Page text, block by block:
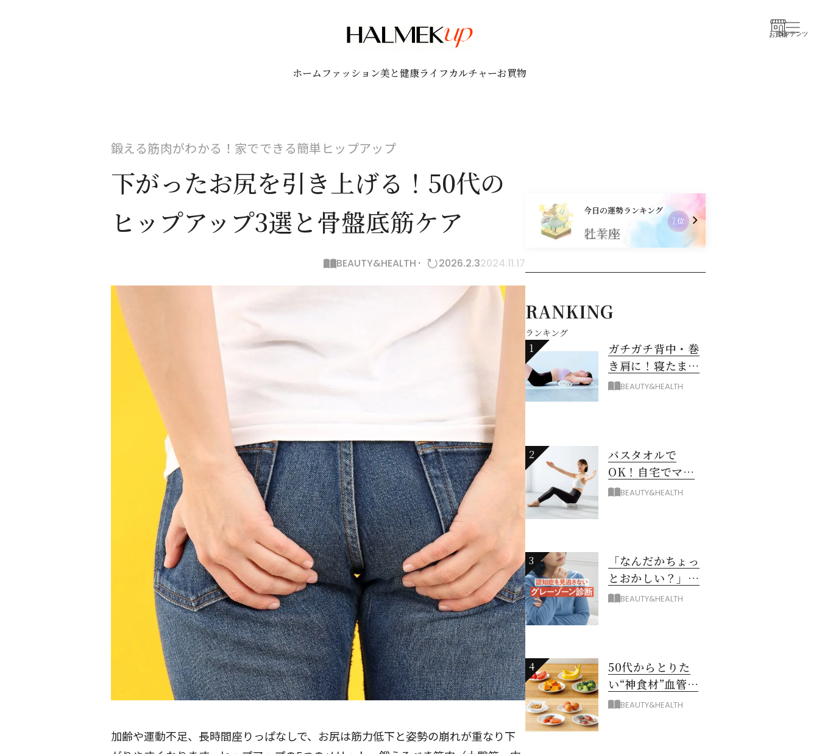
お買物コンテンツ
ホーム ファッション美と健康ライフカルチャーお買物
鍛える筋肉がわかる！家でできる簡単ヒップアップ
下がったお尻を引き上げる！50代の
ヒップアップ3選と骨盤底筋ケア
BEAUTY&HEALTH 2026.2.32024.11.17
加齢や運動不足、長時間座りっぱなしで、お尻は筋力低下と姿勢の崩れが重なり下
今日の運勢ランキング
乙女座
2位
RANKING
ランキング
1
ガチガチ背中・巻
き肩に！寝たまま
バスタオル「おう
BEAUTY&HEALTH
2
バスタオルで
OK！自宅でマシ
ン級に骨から整え
BEAUTY&HEALTH
3
「なんだかちょっ
とおかしい？」を
見逃さない！ 認知
BEAUTY&HEALTH
4
50代からとりた
い“神食材”血管と
脳を若々しく保つ
BEAUTY&HEALTH